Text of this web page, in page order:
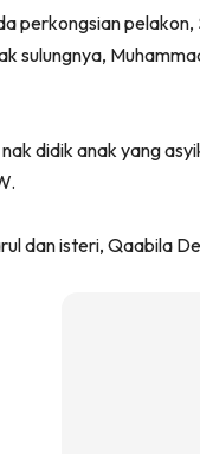
perkongsian
sulungnya,
didik anak yang
dan isteri, Qaabila